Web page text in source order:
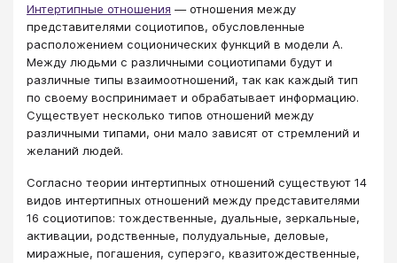
Интертипные отношения — отношения между
представителями социотипов, обусловленные
расположением соционических функций в модели А.
Между людьми с различными социотипами будут и
различные типы взаимоотношений, так как каждый тип
по своему воспринимает и обрабатывает информацию.
Существует несколько типов отношений между
различными типами, они мало зависят от стремлений и
желаний людей.
Согласно теории интертипных отношений существуют 14
видов интертипных отношений между представителями
16 социотипов: тождественные, дуальные, зеркальные,
активации, родственные, полудуальные, деловые,
миражные, погашения, суперэго, квазитождественные,